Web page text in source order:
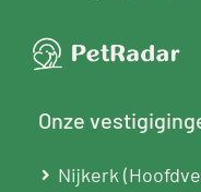
Onze
Nijkerk